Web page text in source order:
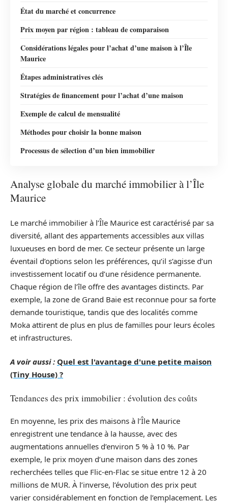
État du marché et concurrence
Prix moyen par région : tableau de comparaison
Considérations légales pour l’achat d’une maison à l’Île
Maurice
Étapes administratives clés
Stratégies de financement pour l’achat d’une maison
Exemple de calcul de mensualité
Méthodes pour choisir la bonne maison
Processus de sélection d’un bien immobilier
Analyse globale du marché immobilier à l’Île
Maurice
Le marché immobilier à l’Île Maurice est caractérisé par sa
diversité, allant des appartements accessibles aux villas
luxueuses en bord de mer. Ce secteur présente un large
éventail d’options selon les préférences, qu’il s’agisse d’un
investissement locatif ou d’une résidence permanente.
Chaque région de l’île offre des avantages distincts. Par
exemple, la zone de Grand Baie est reconnue pour sa forte
demande touristique, tandis que des localités comme
Moka attirent de plus en plus de familles pour leurs écoles
et infrastructures.
A voir aussi : Quel est l'avantage d'une petite maison
(Tiny House) ?
Tendances des prix immobilier : évolution des coûts
En moyenne, les prix des maisons à l’Île Maurice
enregistrent une tendance à la hausse, avec des
augmentations annuelles d’environ 5 % à 10 %. Par
exemple, le prix moyen d’une maison dans des zones
recherchées telles que Flic-en-Flac se situe entre 12 à 20
millions de MUR. À l’inverse, l’évolution des prix peut
varier considérablement en fonction de l’emplacement. Les